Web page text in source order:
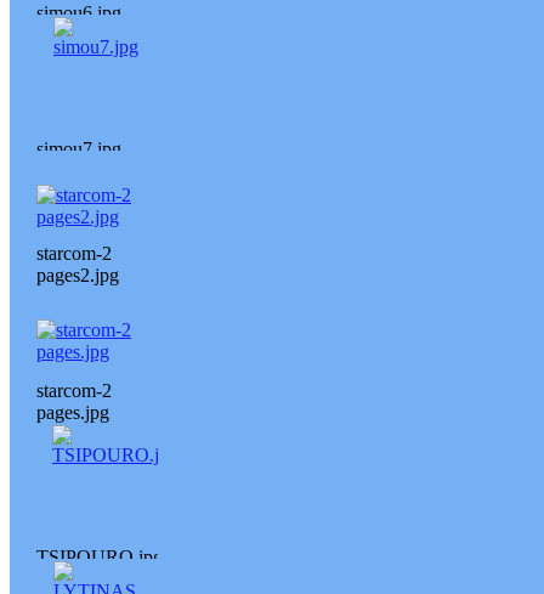
simou6.jpg
simou7.jpg
starcom-2
pages2.jpg
starcom-2
pages.jpg
TSIPOURO.jpg